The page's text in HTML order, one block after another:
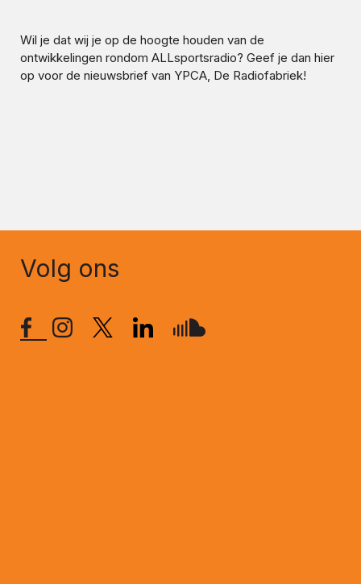
Wil je dat wij je op de hoogte houden van de
ontwikkelingen rondom ALLsportsradio? Geef je dan hier
op voor de nieuwsbrief van YPCA, De Radiofabriek!
Volg ons